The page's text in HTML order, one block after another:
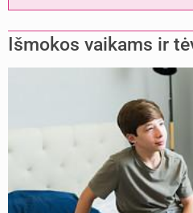
Išmokos vaikams ir